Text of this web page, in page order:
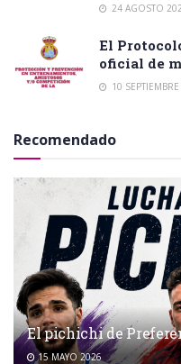
24 AGOSTO
El
oficial de
10
Recomendado
El pichichi de
15 MAYO 2026